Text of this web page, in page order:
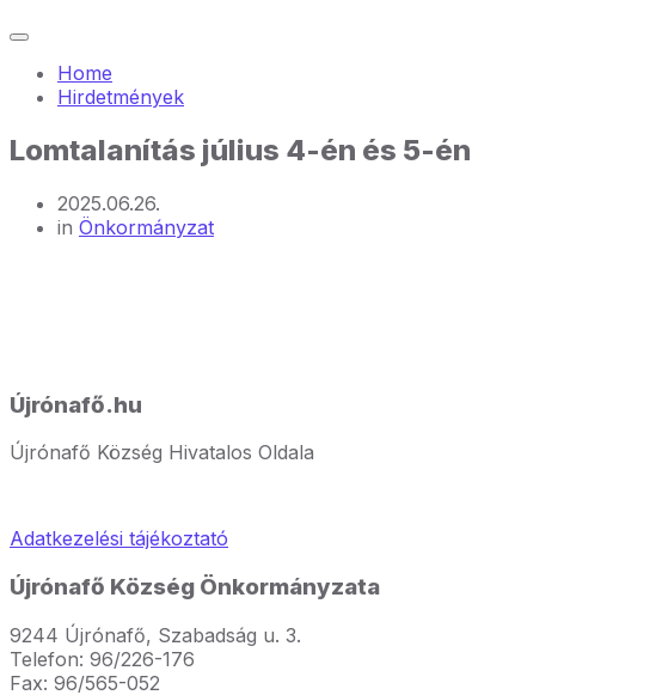
Home
Hirdetmények
Lomtalanítás július 4-én és 5-én
2025.06.26.
in Önkormányzat
Újrónafő.hu
Újrónafő Község Hivatalos Oldala
Adatkezelési tájékoztató
Újrónafő Község Önkormányzata
9244 Újrónafő, Szabadság u. 3.
Telefon: 96/226-176
Fax: 96/565-052